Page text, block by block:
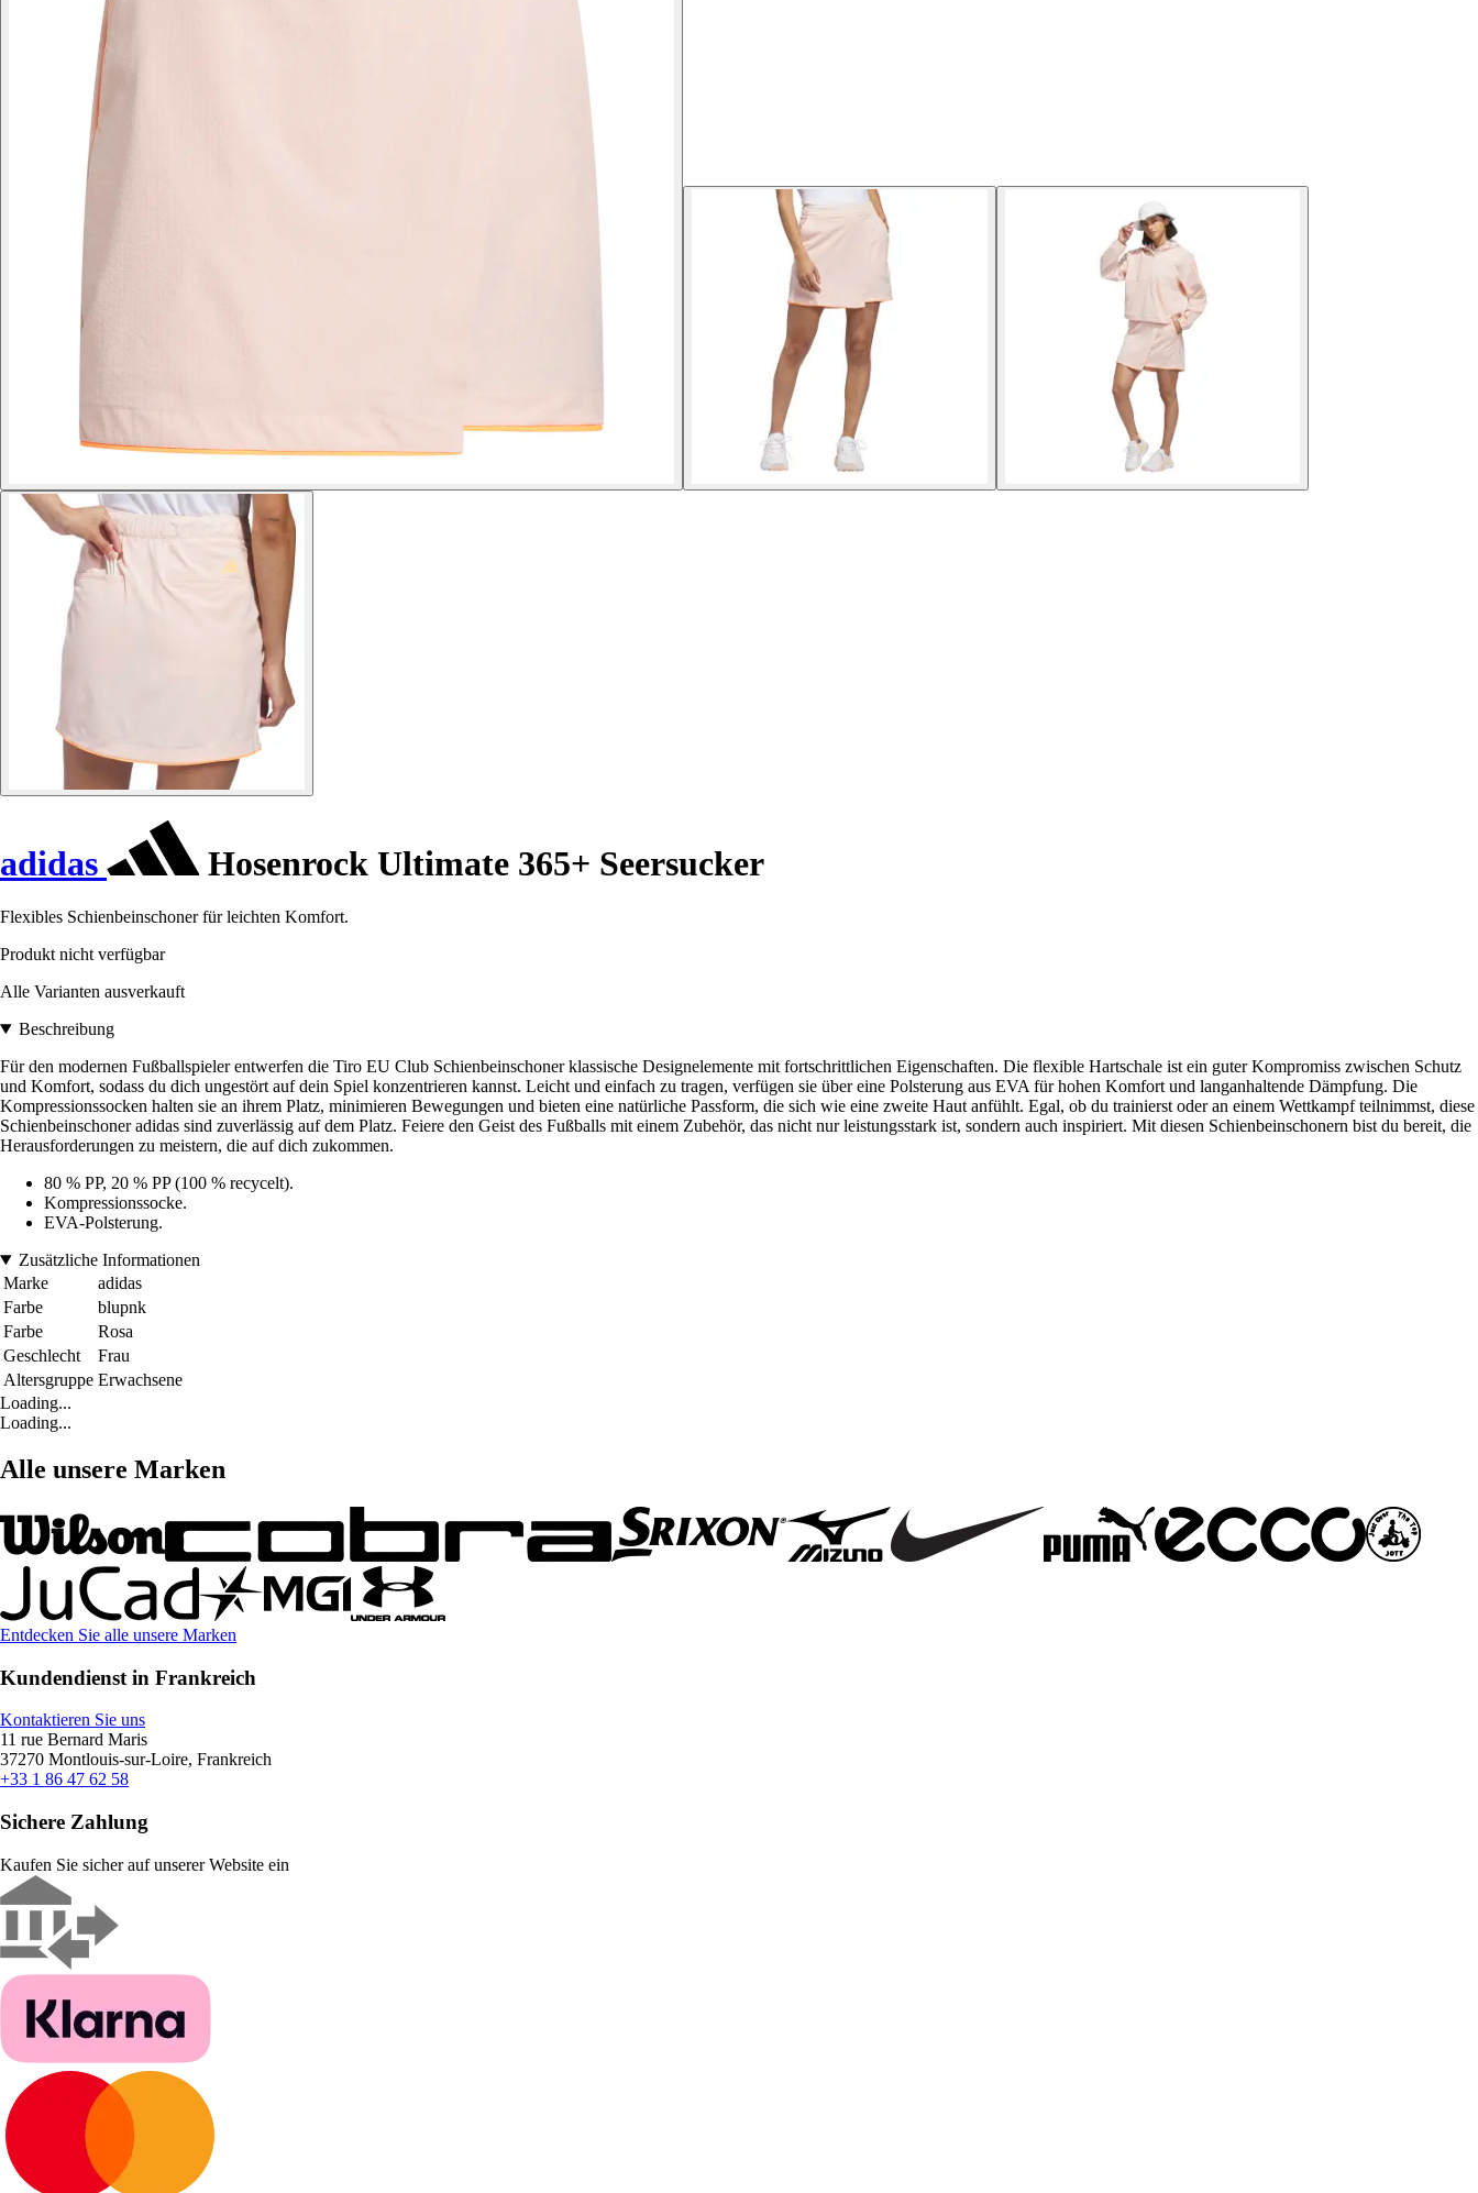
adidas Hosenrock Ultimate 365+ Seersucker
Flexibles Schienbeinschoner für leichten Komfort.
Produkt nicht verfügbar
Alle Varianten ausverkauft
Beschreibung
Für den modernen Fußballspieler entwerfen die Tiro EU Club Schienbeinschoner klassische Designelemente mit fortschrittlichen Eigenschaften. Die flexible Hartschale ist ein guter Kompromiss zwischen Schutz
und Komfort, sodass du dich ungestört auf dein Spiel konzentrieren kannst. Leicht und einfach zu tragen, verfügen sie über eine Polsterung aus EVA für hohen Komfort und langanhaltende Dämpfung. Die
Kompressionssocken halten sie an ihrem Platz, minimieren Bewegungen und bieten eine natürliche Passform, die sich wie eine zweite Haut anfühlt. Egal, ob du trainierst oder an einem Wettkampf teilnimmst, diese
Schienbeinschoner adidas sind zuverlässig auf dem Platz. Feiere den Geist des Fußballs mit einem Zubehör, das nicht nur leistungsstark ist, sondern auch inspiriert. Mit diesen Schienbeinschonern bist du bereit, die
Herausforderungen zu meistern, die auf dich zukommen.
80 % PP, 20 % PP (100 % recycelt).
Kompressionssocke.
EVA-Polsterung.
Zusätzliche Informationen
Marke
adidas
Farbe
blupnk
Farbe
Rosa
Geschlecht
Frau
Altersgruppe Erwachsene
Loading...
Loading...
Alle unsere Marken
Entdecken Sie alle unsere Marken
Kundendienst in Frankreich
Kontaktieren Sie uns
11 rue Bernard Maris
37270 Montlouis-sur-Loire, Frankreich
+33 1 86 47 62 58
Sichere Zahlung
Kaufen Sie sicher auf unserer Website ein